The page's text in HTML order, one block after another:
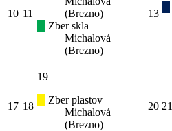
10 11
(Brezno)
Zber skla
Michalová
(Brezno)
13
17 18
19
Zber plastov
Michalová
(Brezno)
20 21